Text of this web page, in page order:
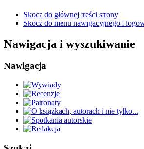
Skocz do głównej treści strony
Skocz do menu nawigacyjnego i
Nawigacja i wyszukiwanie
Nawigacja